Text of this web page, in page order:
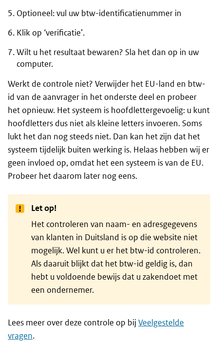
Optioneel: vul uw btw-identificatienummer in
Klik op ‘verificatie’.
Wilt u het resultaat bewaren? Sla het dan op in uw
computer.
Werkt de controle niet? Verwijder het EU-land en btw-
id van de aanvrager in het onderste deel en probeer
het opnieuw. Het systeem is hoofdlettergevoelig: u kunt
hoofdletters dus niet als kleine letters invoeren. Soms
lukt het dan nog steeds niet. Dan kan het zijn dat het
systeem tijdelijk buiten werking is. Helaas hebben wij er
geen invloed op, omdat het een systeem is van de EU.
Probeer het daarom later nog eens.
Let op!
Het controleren van naam- en adresgegevens
van klanten in Duitsland is op die website niet
mogelijk. Wel kunt u er het btw-id controleren.
Als daaruit blijkt dat het btw-id geldig is, dan
hebt u voldoende bewijs dat u zakendoet met
een ondernemer.
Lees meer over deze controle op bij Veelgestelde
vragen.